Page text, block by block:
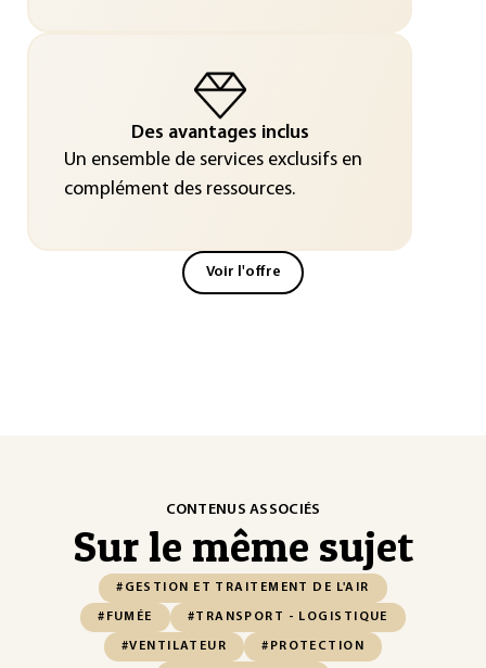
Des avantages inclus
Un ensemble de services exclusifs en
complément des ressources.
Voir l'offre
CONTENUS ASSOCIÉS
Sur le même sujet
#GESTION ET TRAITEMENT DE L'AIR
#FUMÉE #TRANSPORT - LOGISTIQUE
#VENTILATEUR #PROTECTION